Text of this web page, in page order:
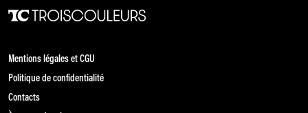
Mentions légales et CGU
Politique de confidentialité
Contacts